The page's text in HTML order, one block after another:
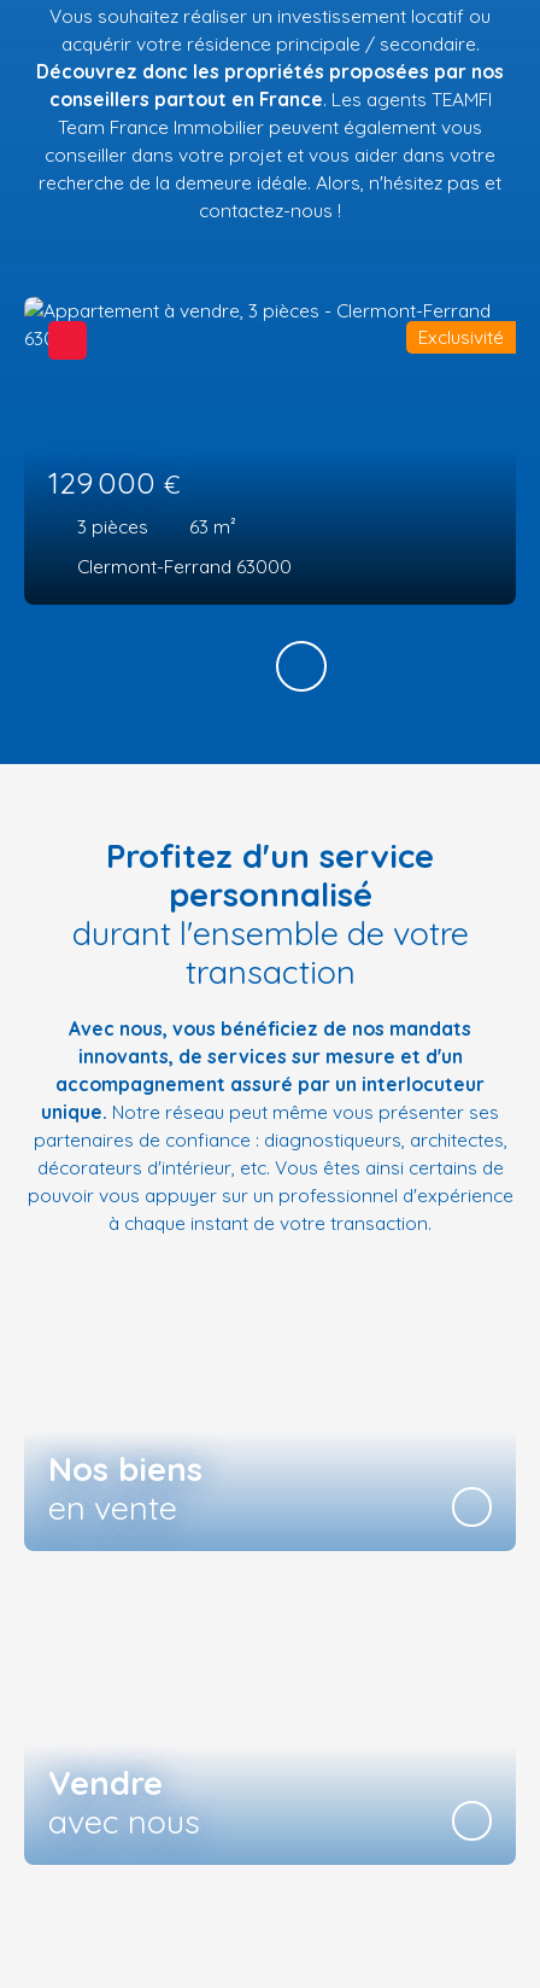
Vous souhaitez réaliser un investissement locatif ou
acquérir votre résidence principale / secondaire.
Découvrez donc les propriétés proposées par nos
conseillers partout en France. Les agents TEAMFI
Team France Immobilier peuvent également vous
conseiller dans votre projet et vous aider dans votre
recherche de la demeure idéale. Alors, n'hésitez pas et
contactez-nous !
129 000 €
3 pièces 63 m²
Clermont-Ferrand 63000
Exclusivité
Profitez d'un service
personnalisé
durant l'ensemble de votre
transaction
Avec nous, vous bénéficiez de nos mandats
innovants, de services sur mesure et d'un
accompagnement assuré par un interlocuteur
unique. Notre réseau peut même vous présenter ses
partenaires de confiance : diagnostiqueurs, architectes,
décorateurs d'intérieur, etc. Vous êtes ainsi certains de
pouvoir vous appuyer sur un professionnel d'expérience
à chaque instant de votre transaction.
Nos biens
en vente
Vendre
avec nous